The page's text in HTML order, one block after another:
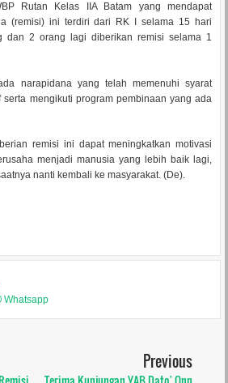
Rutan Kelas IIA Batam yang mendapat
(remisi) ini terdiri dari RK I selama 15 hari
dan 2 orang lagi diberikan remisi selama 1
narapidana yang telah memenuhi syarat
serta mengikuti program pembinaan yang ada
remisi ini dapat meningkatkan motivasi
menjadi manusia yang lebih baik lagi,
nanti kembali ke masyarakat. (De).
Whatsapp
Previous